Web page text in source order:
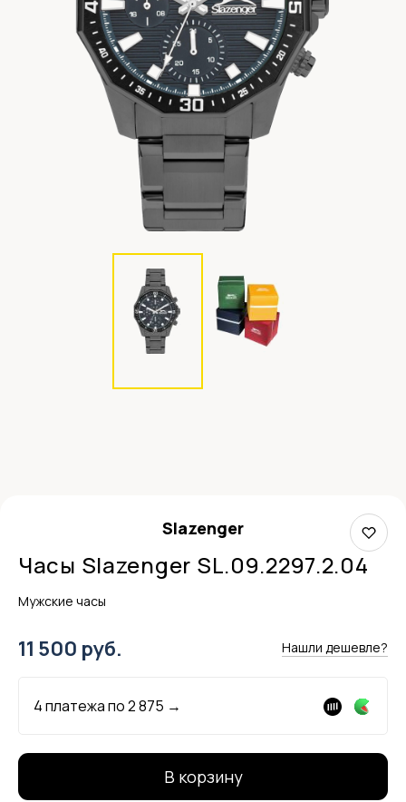
Slazenger
Часы Slazenger SL.09.2297.2.04
Мужские часы
11 500 руб. Нашли дешевле?
4 платежа по2 875 →
В корзину